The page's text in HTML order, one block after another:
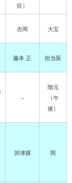
症）
吉岡 大宝
藤本 正 担当医
−
階元
（午
後）
卯津羅 岡